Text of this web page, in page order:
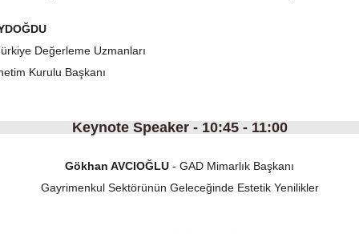
Değerleme Uzmanları
Kurulu Başkanı
Keynote Speaker - 10:45 - 11:00
Gökhan AVCIOĞLU - GAD Mimarlık Başkanı
Gayrimenkul Sektörünün Geleceğinde Estetik Yenilikler